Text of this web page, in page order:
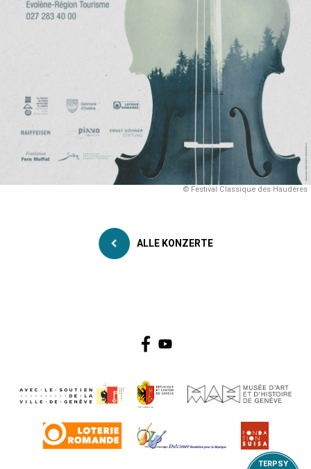
© Festival Classique des Haudères
ALLE KONZERTE
TERPSY